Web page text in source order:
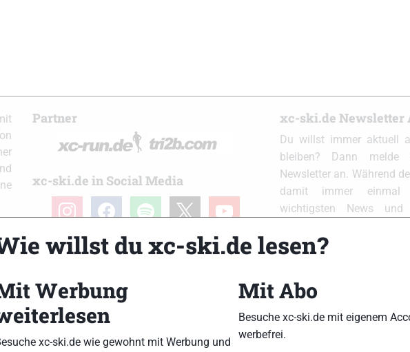
Partner
xc-ski.de in Social Media
instagramfacebook spotify youtube
xc-ski.de Newsletter
Du willst immer aktuell
bleiben? Dann
Newsletter an. Während
damit immer
wichtigsten News
Datenschutz
willst du xc-ski.de lesen?
Werbung
xc-ski.de wie gewohnt mit Werbung und
Mit Abo
Besuche xc-ski.de mit eigenem
werbefrei.